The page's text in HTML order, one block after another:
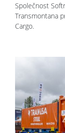
Společnost
Transmontana
Cargo.